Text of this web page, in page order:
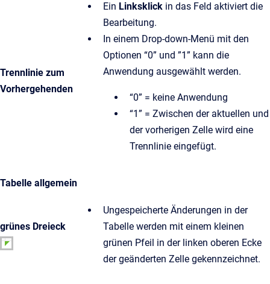
Trennlinie zum
Vorhergehenden
Ein Linksklick in das Feld aktiviert die
Bearbeitung.
In einem Drop-down-Menü mit den
Optionen “0” und ”1” kann die
Anwendung ausgewählt werden.
“0” = keine Anwendung
“1” = Zwischen der aktuellen und
der vorherigen Zelle wird eine
Trennlinie eingefügt.
Tabelle allgemein
grünes Dreieck
Ungespeicherte Änderungen in der
Tabelle werden mit einem kleinen
grünen Pfeil in der linken oberen Ecke
der geänderten Zelle gekennzeichnet.